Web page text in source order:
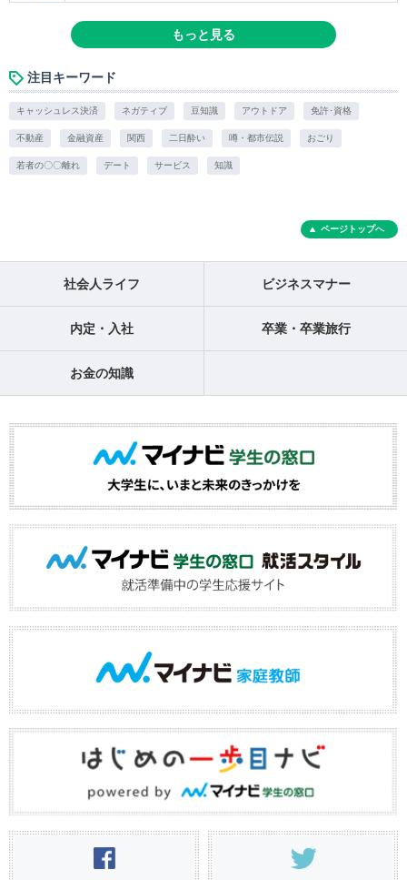
もっと見る
注目キーワード
キャッシュレス決済 ネガティブ 豆知識 アウトドア 免許･資格
不動産 金融資産 関西 二日酔い 噂・都市伝説 おごり
若者の〇〇離れ デート サービス 知識
ページトップへ
社会人ライフ ビジネスマナー
内定・入社 卒業・卒業旅行
お金の知識